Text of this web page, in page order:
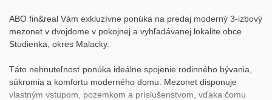
ABO fin&real Vám exkluzívne ponúka na predaj moderný 3-izbový
mezonet v dvojdome v pokojnej a vyhľadávanej lokalite obce
Studienka, okres Malacky.
Táto nehnuteľnosť ponúka ideálne spojenie rodinného bývania,
súkromia a komfortu moderného domu. Mezonet disponuje
vlastným vstupom, pozemkom a príslušenstvom, vďaka čomu